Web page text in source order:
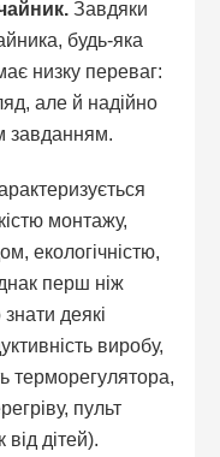
Завдяки
будь-яка
низку переваг:
але й надійно
завданням.
монтажу,
екологічністю,
перш ніж
деякі
виробу,
терморегулятора,
пульт
дітей).